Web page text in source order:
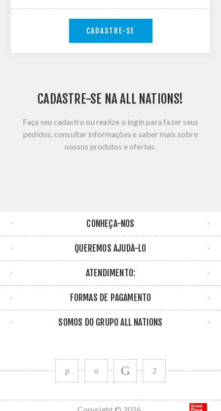
CADASTRE-SE
CADASTRE-SE NA ALL NATIONS!
Faça seu cadastro ou realize o login para fazer seus
pedidos, consultar informações e saber mais sobre
nossos produtos e ofertas.
CONHEÇA-NOS
QUEREMOS AJUDÁ-LO
ATENDIMENTO:
FORMAS DE PAGAMENTO
SOMOS DO GRUPO ALL NATIONS